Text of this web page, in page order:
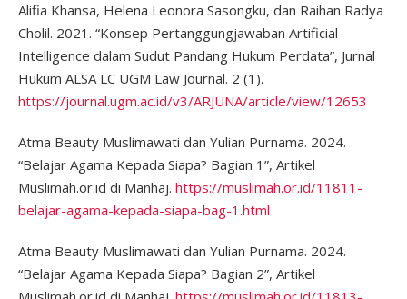
Alifia Khansa, Helena Leonora Sasongku, dan Raihan Radya
Cholil. 2021. “Konsep Pertanggungjawaban Artificial
Intelligence dalam Sudut Pandang Hukum Perdata”, Jurnal
Hukum ALSA LC UGM Law Journal. 2 (1).
https://journal.ugm.ac.id/v3/ARJUNA/article/view/12653
Atma Beauty Muslimawati dan Yulian Purnama. 2024.
“Belajar Agama Kepada Siapa? Bagian 1”, Artikel
Muslimah.or.id di Manhaj. https://muslimah.or.id/11811-
belajar-agama-kepada-siapa-bag-1.html
Atma Beauty Muslimawati dan Yulian Purnama. 2024.
“Belajar Agama Kepada Siapa? Bagian 2”, Artikel